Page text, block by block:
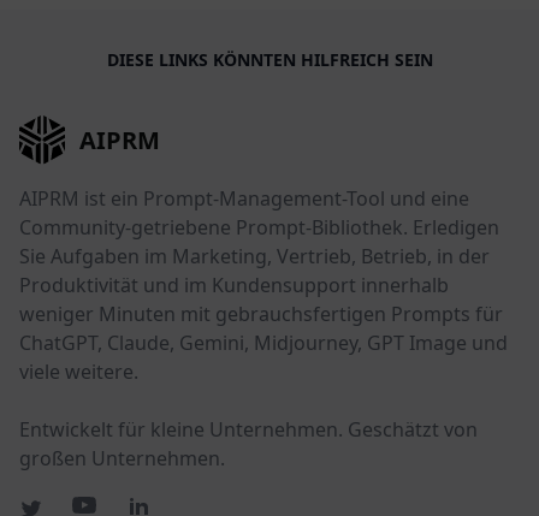
DIESE LINKS KÖNNTEN HILFREICH SEIN
AIPRM
AIPRM ist ein Prompt-Management-Tool und eine
Community-getriebene Prompt-Bibliothek. Erledigen
Sie Aufgaben im Marketing, Vertrieb, Betrieb, in der
Produktivität und im Kundensupport innerhalb
weniger Minuten mit gebrauchsfertigen Prompts für
ChatGPT, Claude, Gemini, Midjourney, GPT Image und
viele weitere.
Entwickelt für kleine Unternehmen. Geschätzt von
großen Unternehmen.